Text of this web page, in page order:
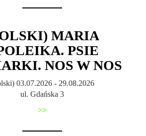
MARIA
PSIE
NOS W NOS
03.07.2026 - 29.08.2026
ul. Gdańska 3
>>